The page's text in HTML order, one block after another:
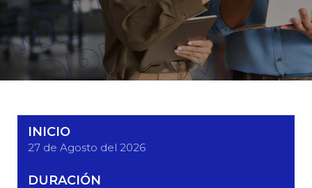
INICIO
27 de Agosto del 2026
DURACIÓN